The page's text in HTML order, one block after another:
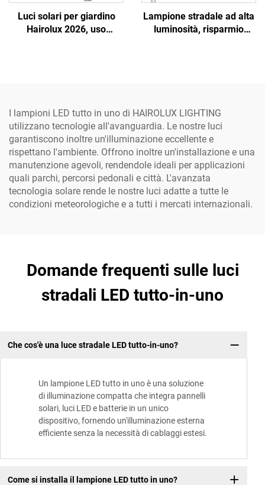
Luci solari per giardino
Hairolux 2026, uso
Lampione stradale ad alta
luminosità, risparmio
I lampioni LED tutto in uno di HAIROLUX LIGHTING
utilizzano tecnologie all'avanguardia. Le nostre luci
garantiscono inoltre un'illuminazione eccellente e
rispettano l'ambiente. Offrono inoltre un'installazione e una
manutenzione agevoli, rendendole ideali per applicazioni
quali parchi, percorsi pedonali e città. L'avanzata
tecnologia solare rende le nostre luci adatte a tutte le
condizioni meteorologiche e a tutti i mercati internazionali.
Domande frequenti sulle luci
stradali LED tutto-in-uno
Che cos'è una luce stradale LED tutto-in-uno?
Un lampione LED tutto in uno è una soluzione
di illuminazione compatta che integra pannelli
solari, luci LED e batterie in un unico
dispositivo, fornendo un'illuminazione esterna
efficiente senza la necessità di cablaggi estesi.
Come si installa il lampione LED tutto in uno?